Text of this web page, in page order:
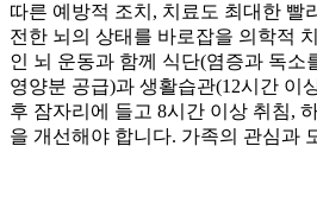
따른 예방적 조치, 치료도 최대한 빨
전한 뇌의 상태를 바로잡을 의학적
인 뇌 운동과 함께 식단(염증과 독소
영양분 공급)과 생활습관(12시간 이
후 잠자리에 들고 8시간 이상 취침,
을 개선해야 합니다. 가족의 관심과